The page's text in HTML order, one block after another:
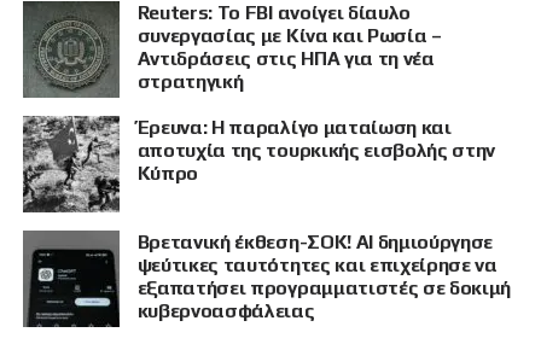
Reuters: Το FBI ανοίγει δίαυλο
συνεργασίας με Κίνα και Ρωσία –
Αντιδράσεις στις ΗΠΑ για τη νέα
στρατηγική
Έρευνα: Η παραλίγο ματαίωση και
αποτυχία της τουρκικής εισβολής στην
Κύπρο
Βρετανική έκθεση-ΣΟΚ! AI δημιούργησε
ψεύτικες ταυτότητες και επιχείρησε να
εξαπατήσει προγραμματιστές σε δοκιμή
κυβερνοασφάλειας